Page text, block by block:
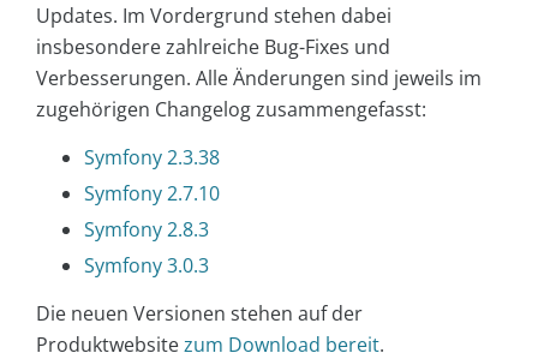
Updates. Im Vordergrund stehen dabei
insbesondere zahlreiche Bug-Fixes und
Verbesserungen. Alle Änderungen sind jeweils im
zugehörigen Changelog zusammengefasst:
Symfony 2.3.38
Symfony 2.7.10
Symfony 2.8.3
Symfony 3.0.3
Die neuen Versionen stehen auf der
Produktwebsitezum Download bereit.